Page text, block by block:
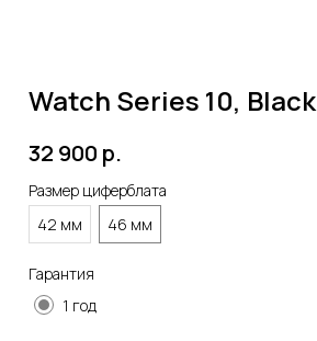
Watch Series 10, Black
32 900 р.
Размер циферблата
42 мм
46 мм
Гарантия
1 год